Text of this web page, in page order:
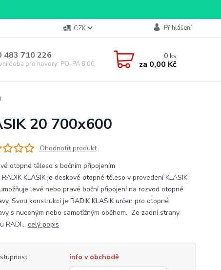
CZK Přihlášení
483 710 226
doba pro hovory: PO-PA 8,00-16,00
0ks
za 0,00 Kč
20 700x600
Ohodnotit produkt
otopné těleso s bočním připojením
KLASIK je deskové otopné těleso v provedení KLASIK,
levé nebo pravé boční připojení na rozvod otopné
Svou konstrukcí je RADIK KLASIK určen pro otopné
s nuceným nebo samotížným oběhem. Ze zadní strany
RADI... celý popis
info v obchodě